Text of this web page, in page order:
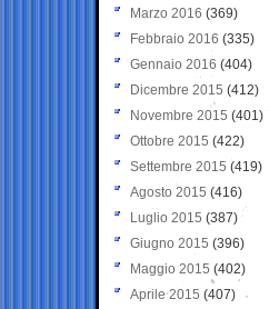
Marzo 2016 (369)
Febbraio 2016 (335)
Gennaio 2016 (404)
Dicembre 2015 (412)
Novembre 2015 (401)
Ottobre 2015 (422)
Settembre 2015 (419)
Agosto 2015 (416)
Luglio 2015 (387)
Giugno 2015 (396)
Maggio 2015 (402)
Aprile 2015 (407)